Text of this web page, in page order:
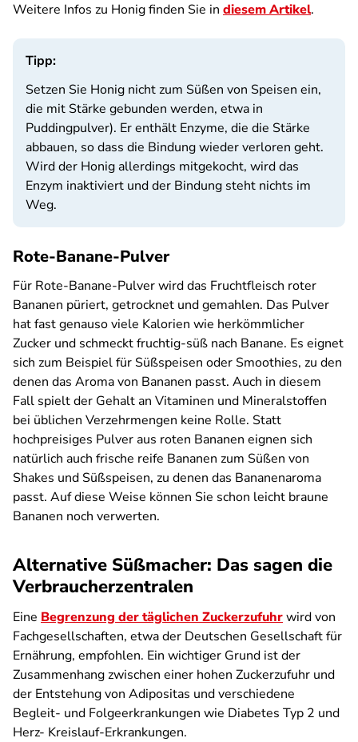
Weitere Infos zu Honig finden Sie in diesem Artikel.
Tipp:
Setzen Sie Honig nicht zum Süßen von Speisen ein,
die mit Stärke gebunden werden, etwa in
Puddingpulver). Er enthält Enzyme, die die Stärke
abbauen, so dass die Bindung wieder verloren geht.
Wird der Honig allerdings mitgekocht, wird das
Enzym inaktiviert und der Bindung steht nichts im
Weg.
Rote-Banane-Pulver
Für Rote-Banane-Pulver wird das Fruchtfleisch roter
Bananen püriert, getrocknet und gemahlen. Das Pulver
hat fast genauso viele Kalorien wie herkömmlicher
Zucker und schmeckt fruchtig-süß nach Banane. Es eignet
sich zum Beispiel für Süßspeisen oder Smoothies, zu den
denen das Aroma von Bananen passt. Auch in diesem
Fall spielt der Gehalt an Vitaminen und Mineralstoffen
bei üblichen Verzehrmengen keine Rolle. Statt
hochpreisiges Pulver aus roten Bananen eignen sich
natürlich auch frische reife Bananen zum Süßen von
Shakes und Süßspeisen, zu denen das Bananenaroma
passt. Auf diese Weise können Sie schon leicht braune
Bananen noch verwerten.
Alternative Süßmacher: Das sagen die
Verbraucherzentralen
Eine Begrenzung der täglichen Zuckerzufuhrwird von
Fachgesellschaften, etwa der Deutschen Gesellschaft für
Ernährung, empfohlen. Ein wichtiger Grund ist der
Zusammenhang zwischen einer hohen Zuckerzufuhr und
der Entstehung von Adipositas und verschiedene
Begleit- und Folgeerkrankungen wie Diabetes Typ 2 und
Herz- Kreislauf-Erkrankungen.